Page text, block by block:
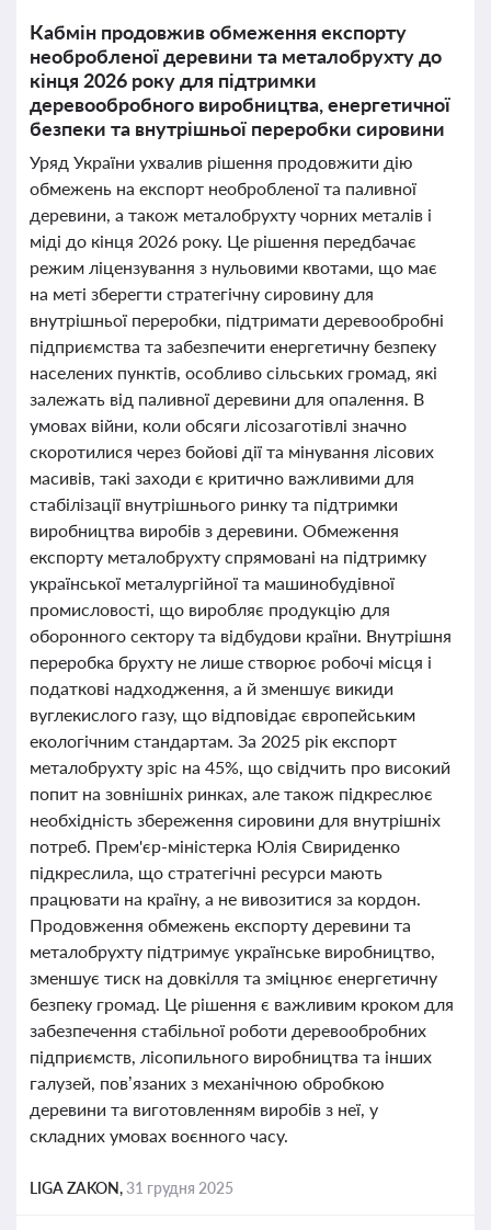
Кабмін продовжив обмеження експорту
необробленої деревини та металобрухту до
кінця 2026 року для підтримки
деревообробного виробництва, енергетичної
безпеки та внутрішньої переробки сировини
Уряд України ухвалив рішення продовжити дію
обмежень на експорт необробленої та паливної
деревини, а також металобрухту чорних металів і
міді до кінця 2026 року. Це рішення передбачає
режим ліцензування з нульовими квотами, що має
на меті зберегти стратегічну сировину для
внутрішньої переробки, підтримати деревообробні
підприємства та забезпечити енергетичну безпеку
населених пунктів, особливо сільських громад, які
залежать від паливної деревини для опалення. В
умовах війни, коли обсяги лісозаготівлі значно
скоротилися через бойові дії та мінування лісових
масивів, такі заходи є критично важливими для
стабілізації внутрішнього ринку та підтримки
виробництва виробів з деревини. Обмеження
експорту металобрухту спрямовані на підтримку
української металургійної та машинобудівної
промисловості, що виробляє продукцію для
оборонного сектору та відбудови країни. Внутрішня
переробка брухту не лише створює робочі місця і
податкові надходження, а й зменшує викиди
вуглекислого газу, що відповідає європейським
екологічним стандартам. За 2025 рік експорт
металобрухту зріс на 45%, що свідчить про високий
попит на зовнішніх ринках, але також підкреслює
необхідність збереження сировини для внутрішніх
потреб. Прем'єр-міністерка Юлія Свириденко
підкреслила, що стратегічні ресурси мають
працювати на країну, а не вивозитися за кордон.
Продовження обмежень експорту деревини та
металобрухту підтримує українське виробництво,
зменшує тиск на довкілля та зміцнює енергетичну
безпеку громад. Це рішення є важливим кроком для
забезпечення стабільної роботи деревообробних
підприємств, лісопильного виробництва та інших
галузей, пов’язаних з механічною обробкою
деревини та виготовленням виробів з неї, у
складних умовах воєнного часу.
LIGA ZAKON,31 грудня 2025